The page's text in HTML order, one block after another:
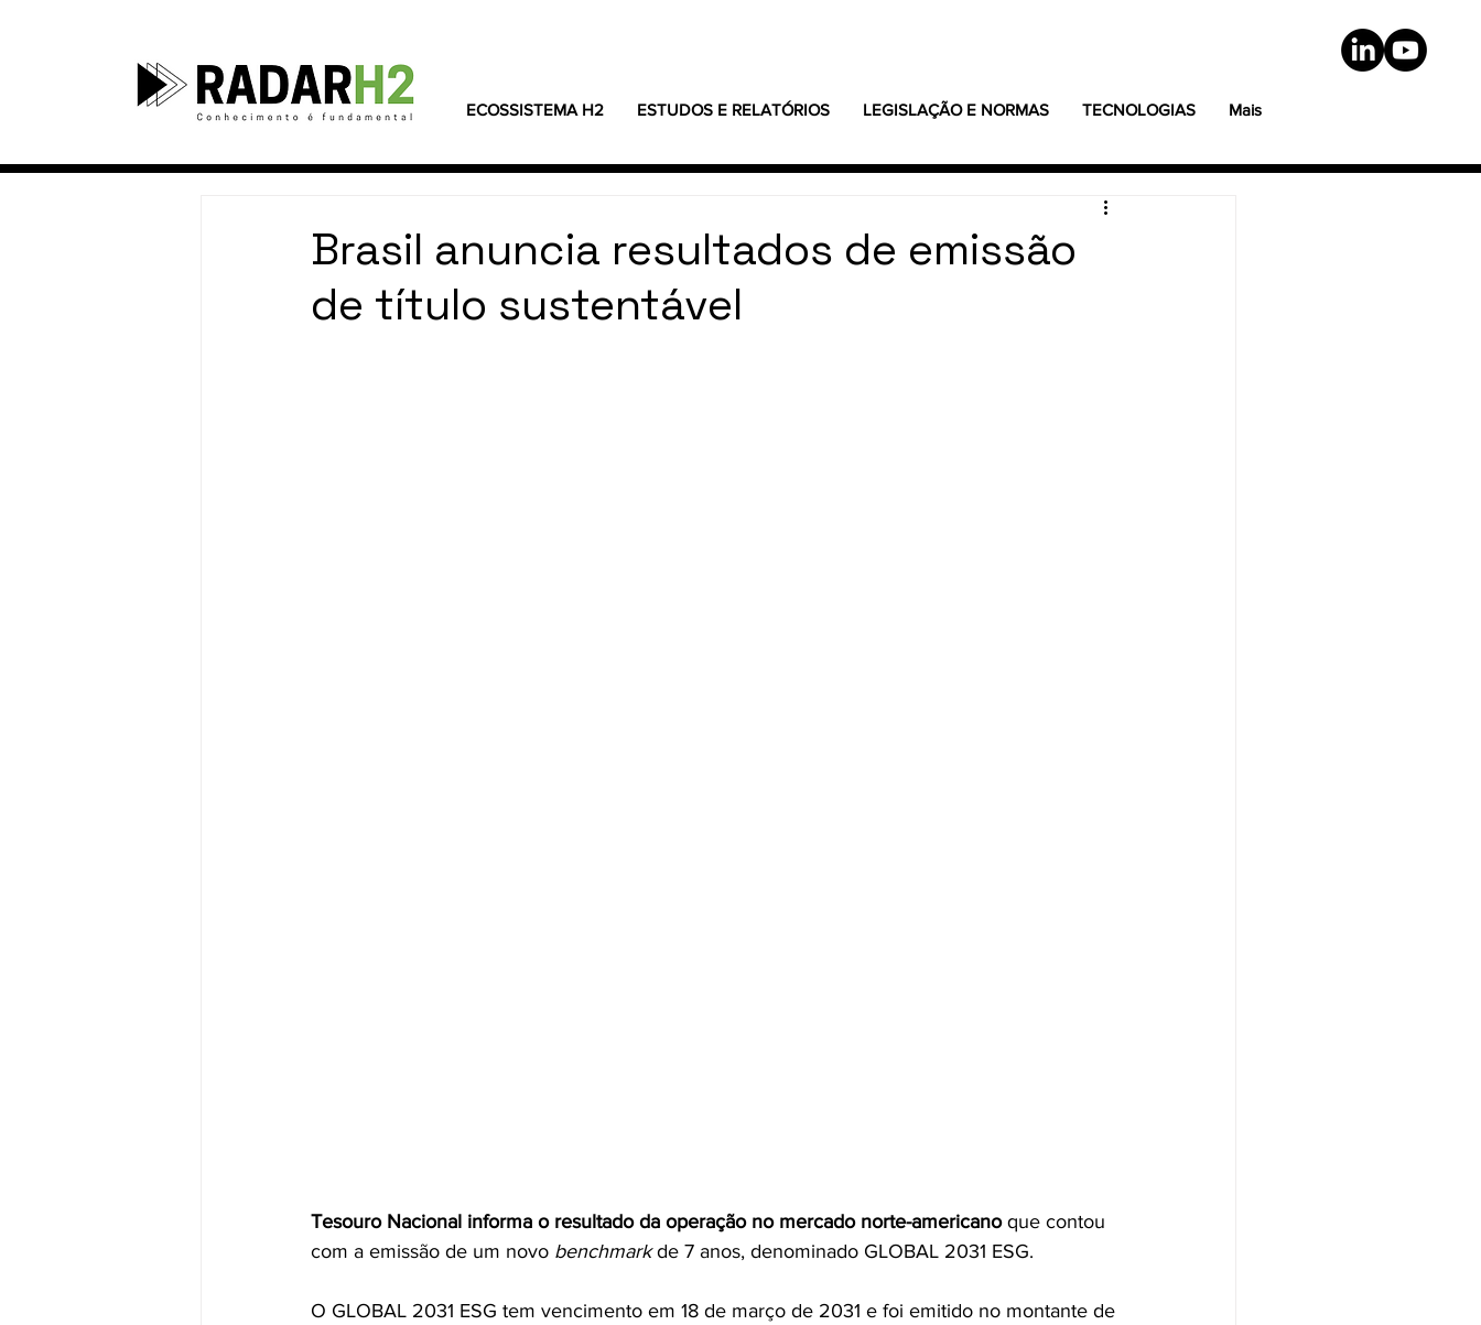
ECOSSISTEMA H2 ESTUDOS E RELATÓRIOS LEGISLAÇÃO E NORMAS TECNOLOGIAS Mais
Brasil anuncia resultados de emissão
de título sustentável
Tesouro Nacional informa o resultado da operação no mercado norte-americano que contou
com a emissão de um novo benchmark de 7 anos, denominado GLOBAL 2031 ESG.
O GLOBAL 2031 ESG tem vencimento em 18 de março de 2031 e foi emitido no montante de